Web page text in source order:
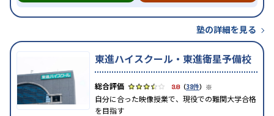
塾の詳細を見る
東進ハイスクール・東進衛星予備校
3.8（38件） ※
自分に合った映像授業で、現役での難関大学合格
を目指す